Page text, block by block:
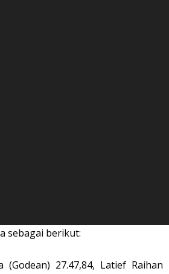
sebagai berikut:
27.47,84, Latief Raihan